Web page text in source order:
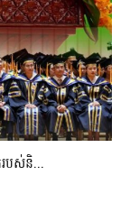
បស់និ...